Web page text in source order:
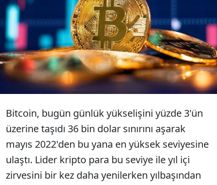
Bitcoin, 37 bin dolar sınırına
yaklaşarak son 18 ayın en yüksek
seviyesine ulaştı.
Bitcoin, bugün günlük yükselişini yüzde 3'ün
üzerine taşıdı 36 bin dolar sınırını aşarak
mayıs 2022'den bu yana en yüksek seviyesine
ulaştı. Lider kripto para bu seviye ile yıl içi
zirvesini bir kez daha yenilerken yılbaşından